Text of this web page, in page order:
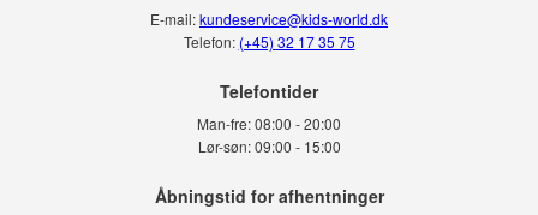
E-mail:kundeservice@kids-world.dk
Telefon: (+45) 32 17 35 75
Telefontider
Man-fre:08:00 - 20:00
Lør-søn: 09:00 - 15:00